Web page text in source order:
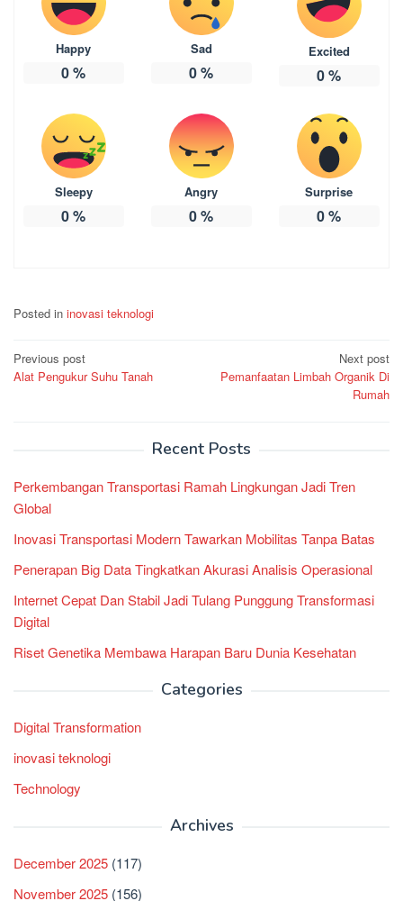
Happy
0%
Sad
0%
Excited
0%
Sleepy
0%
Angry
0%
Surprise
0%
Posted in inovasi teknologi
Post
navigation
Previous post
Alat Pengukur Suhu Tanah
Next post
Pemanfaatan Limbah Organik Di
Rumah
Recent Posts
Perkembangan Transportasi Ramah Lingkungan Jadi Tren
Global
Inovasi Transportasi Modern Tawarkan Mobilitas Tanpa Batas
Penerapan Big Data Tingkatkan Akurasi Analisis Operasional
Internet Cepat Dan Stabil Jadi Tulang Punggung Transformasi
Digital
Riset Genetika Membawa Harapan Baru Dunia Kesehatan
Categories
Digital Transformation
inovasi teknologi
Technology
Archives
December 2025 (117)
November 2025 (156)